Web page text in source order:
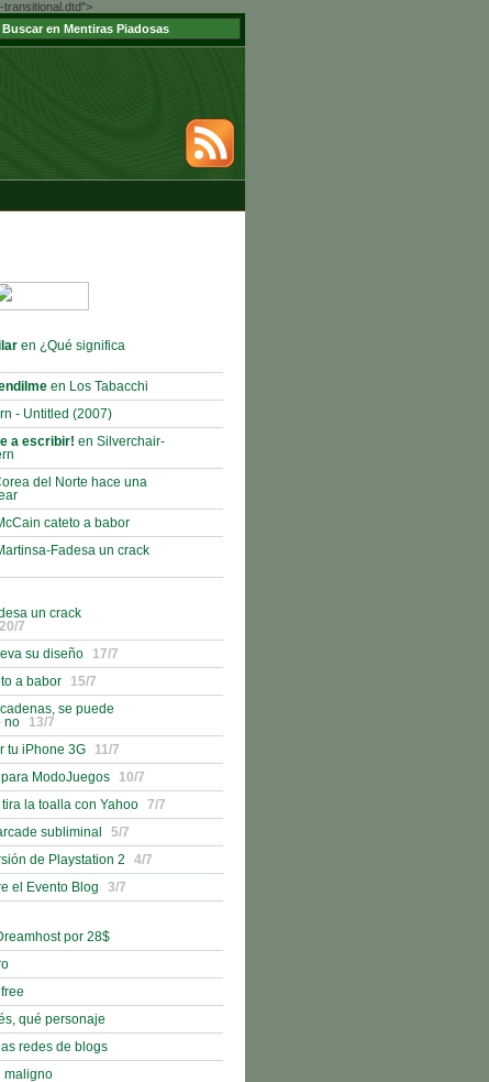
en ¿Qué significa
en Los Tabacchi
- Untitled (2007)
a escribir! en Silverchair-
del Norte hace una
cateto a babor
Fadesa un crack
un crack
20/7
su diseño
17/7
a babor
15/7
se puede
no
13/7
tu iPhone 3G
11/7
ModoJuegos
10/7
la toalla con Yahoo
7/7
subliminal
5/7
de Playstation 2
4/7
el Evento Blog
3/7
por 28$
qué personaje
redes de blogs
maligno